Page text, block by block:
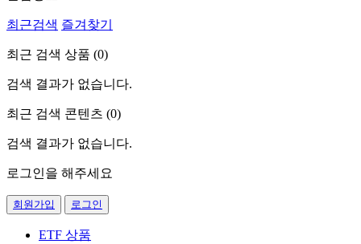
최근검색 즐겨찾기
최근 검색 상품 (0)
검색 결과가 없습니다.
최근 검색 콘텐츠 (0)
검색 결과가 없습니다.
로그인을 해주세요
회원가입 로그인
ETF 상품